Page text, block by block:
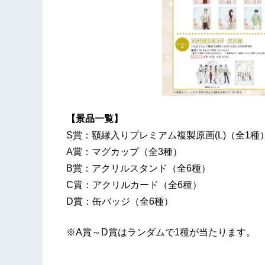
【景品一覧】
S賞：額縁入りプレミアム複製原画(L)（全1種
A賞：マグカップ（全3種）
B賞：アクリルスタンド（全6種）
C賞：アクリルカード（全6種）
D賞：缶バッジ（全6種）
※A賞～D賞はランダムで1種が当たります。